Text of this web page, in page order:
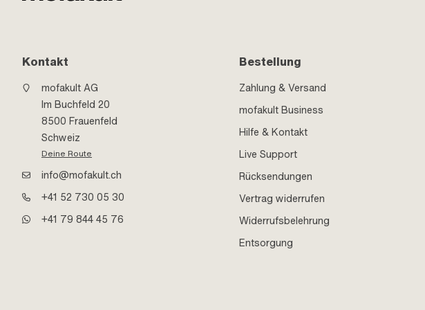
Kontakt
mofakult AG
Im Buchfeld 20
8500 Frauenfeld
Schweiz
Deine Route
info@mofakult.ch
+41 52 730 05 30
+41 79 844 45 76
Bestellung
Zahlung & Versand
mofakult Business
Hilfe & Kontakt
Live Support
Rücksendungen
Vertrag widerrufen
Widerrufsbelehrung
Entsorgung